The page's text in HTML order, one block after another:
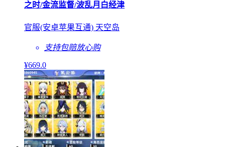
之时/金流监督/波乱月白经津
官服(安卓苹果互通) 天空岛
支持包赔放心购
¥669.0